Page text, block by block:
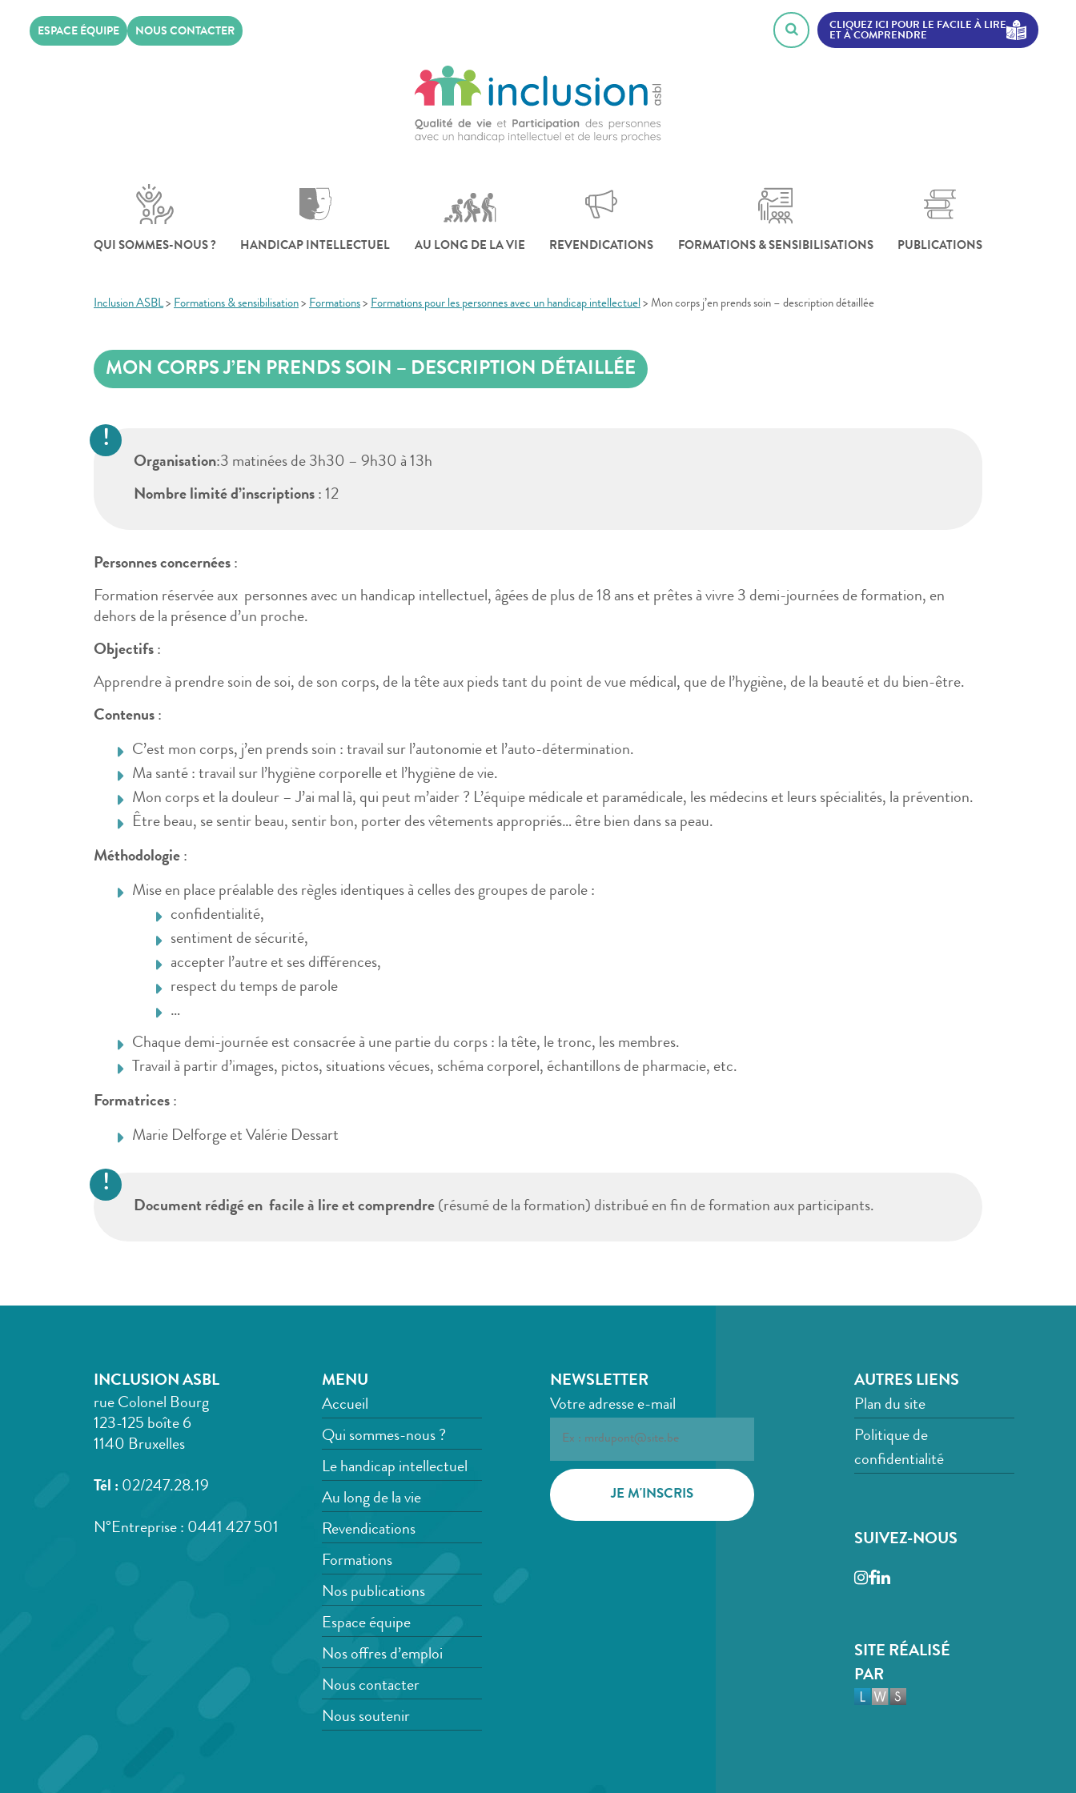
ESPACE ÉQUIPE NOUS CONTACTER
CLIQUEZ ICI POUR LE FACILE À LIRE
ET À COMPRENDRE
QUI SOMMES-NOUS ? HANDICAP INTELLECTUEL AU LONG DE LA VIE REVENDICATIONS FORMATIONS & SENSIBILISATIONS PUBLICATIONS
Inclusion ASBL> Formations & sensibilisation > Formations > Formations pour les personnes avec un handicap intellectuel > Mon corps j’en prends soin – description détaillée
MON CORPS J’EN PRENDS SOIN – DESCRIPTION DÉTAILLÉE
Organisation:3 matinées de 3h30 – 9h30 à 13h
Nombre limité d’inscriptions : 12
Personnes concernées :
Formation réservée aux personnes avec un handicap intellectuel, âgées de plus de 18 ans et prêtes à vivre 3 demi-journées de formation, en
dehors de la présence d’un proche.
Objectifs :
Apprendre à prendre soin de soi, de son corps, de la tête aux pieds tant du point de vue médical, que de l’hygiène, de la beauté et du bien-être.
Contenus :
C’est mon corps, j’en prends soin : travail sur l’autonomie et l’auto-détermination.
Ma santé : travail sur l’hygiène corporelle et l’hygiène de vie.
Mon corps et la douleur – J’ai mal là, qui peut m’aider ? L’équipe médicale et paramédicale, les médecins et leurs spécialités, la prévention.
Être beau, se sentir beau, sentir bon, porter des vêtements appropriés… être bien dans sa peau.
Méthodologie :
Mise en place préalable des règles identiques à celles des groupes de parole :
confidentialité,
sentiment de sécurité,
accepter l’autre et ses différences,
respect du temps de parole
…
Chaque demi-journée est consacrée à une partie du corps : la tête, le tronc, les membres.
Travail à partir d’images, pictos, situations vécues, schéma corporel, échantillons de pharmacie, etc.
Formatrices :
Marie Delforge et Valérie Dessart
Document rédigé en facile à lire et comprendre (résumé de la formation) distribué en fin de formation aux participants.
INCLUSION ASBL
rue Colonel Bourg
123-125 boîte 6
1140 Bruxelles
Tél : 02/247.28.19
N°Entreprise : 0441 427 501
MENU
Accueil
Qui sommes-nous ?
Le handicap intellectuel
Au long de la vie
Revendications
Formations
Nos publications
Espace équipe
Nos offres d’emploi
Nous contacter
Nous soutenir
NEWSLETTER
Votre adresse e-mail
AUTRES LIENS
Plan du site
Politique de
confidentialité
SUIVEZ-NOUS
Instagram
Facebook
LinkedIn
SITE RÉALISÉ
PAR